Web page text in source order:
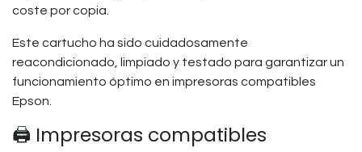
coste por copia.
Este cartucho ha sido cuidadosamente
reacondicionado, limpiado y testado para garantizar un
funcionamiento óptimo en impresoras compatibles
Epson.
🖨️ Impresoras compatibles